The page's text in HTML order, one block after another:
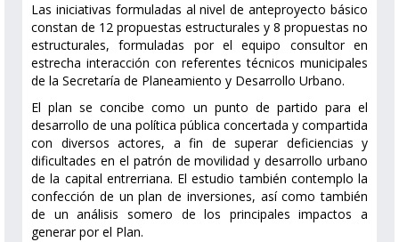
Las iniciativas formuladas al nivel de anteproyecto básico
constan de 12 propuestas estructurales y 8 propuestas no
estructurales, formuladas por el equipo consultor en
estrecha interacción con referentes técnicos municipales
de la Secretaría de Planeamiento y Desarrollo Urbano.
El plan se concibe como un punto de partido para el
desarrollo de una política pública concertada y compartida
con diversos actores, a fin de superar deficiencias y
dificultades en el patrón de movilidad y desarrollo urbano
de la capital entrerriana. El estudio también contemplo la
confección de un plan de inversiones, así como también
de un análisis somero de los principales impactos a
generar por el Plan.